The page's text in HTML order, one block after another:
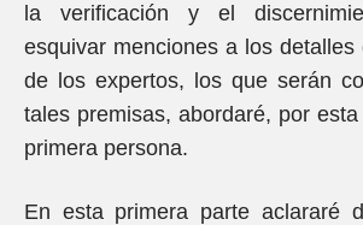
la verificación y el
esquivar menciones a los
de los expertos, los que serán
tales premisas, abordaré, por
primera persona.
En esta primera parte aclararé